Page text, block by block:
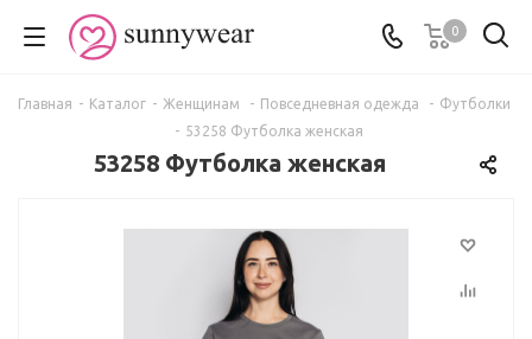
0
Главная - Каталог - Женщинам - Повседневная одежда - Футболки
- 53258 Футболка женская
53258 Футболка женская